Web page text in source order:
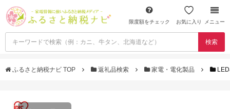
限度額をチェック お気に入り メニュー
検索
ふるさと納税ナビ TOP 返礼品検索 家電・電化製品